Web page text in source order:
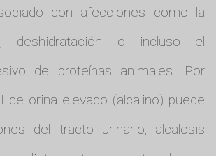
con afecciones como la
deshidratación o incluso el
de proteínas animales. Por
de orina elevado (alcalino) puede
del tracto urinario, alcalosis